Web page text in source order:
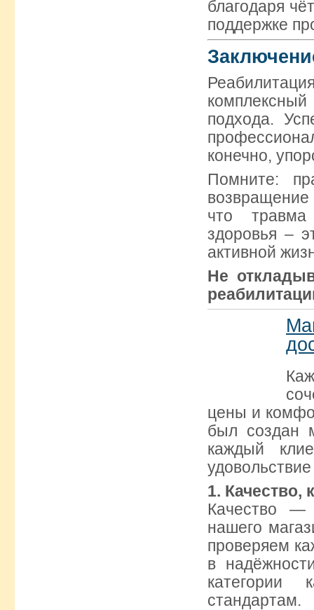
благодаря
поддержке
подхода.
конечно,
Помните:
возвращение
что
здоровья –
активной
Не
цены и
был создан
каждый
1. Качество,
Качество —
нашего
проверяем
в
категории
стандартам.